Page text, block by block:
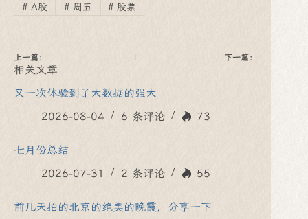
#A股 #周五 # 股票
上一篇： 下一篇：
相关文章
又一次体验到了大数据的强大
2026-08-04
6 条评论 73
七月份总结
2026-07-31
2 条评论 55
前几天拍的北京的绝美的晚霞，分享一下